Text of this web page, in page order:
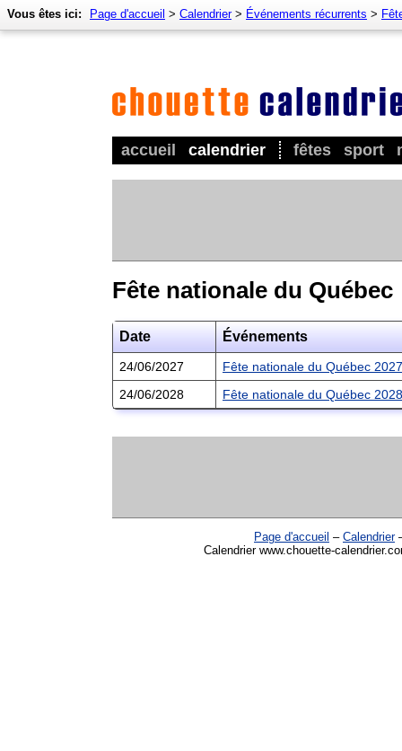
accueil calendrier fêtes sport
Vous êtes ici: Page d'accueil > Calendrier> Événements récurrents >
Fête nationale du Québec
Date Événements
24/06/2027
Fête nationale du Québec 2027
24/06/2028
Fête nationale du Québec 2028
Page d'accueil – Calendrier
Calendrier www.chouette-